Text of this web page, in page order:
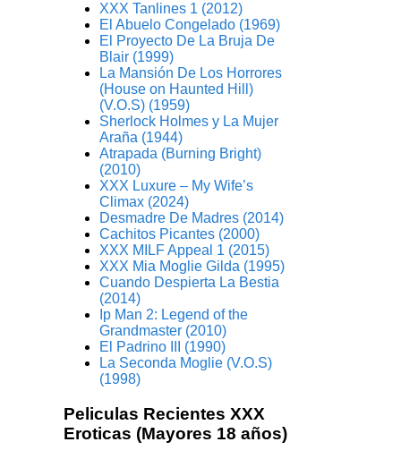
XXX Tanlines 1 (2012)
El Abuelo Congelado (1969)
El Proyecto De La Bruja De
Blair (1999)
La Mansión De Los Horrores
(House on Haunted Hill)
(V.O.S) (1959)
Sherlock Holmes y La Mujer
Araña (1944)
Atrapada (Burning Bright)
(2010)
XXX Luxure – My Wife’s
Climax (2024)
Desmadre De Madres (2014)
Cachitos Picantes (2000)
XXX MILF Appeal 1 (2015)
XXX Mia Moglie Gilda (1995)
Cuando Despierta La Bestia
(2014)
Ip Man 2: Legend of the
Grandmaster (2010)
El Padrino III (1990)
La Seconda Moglie (V.O.S)
(1998)
Peliculas Recientes XXX
Eroticas (Mayores 18 años)